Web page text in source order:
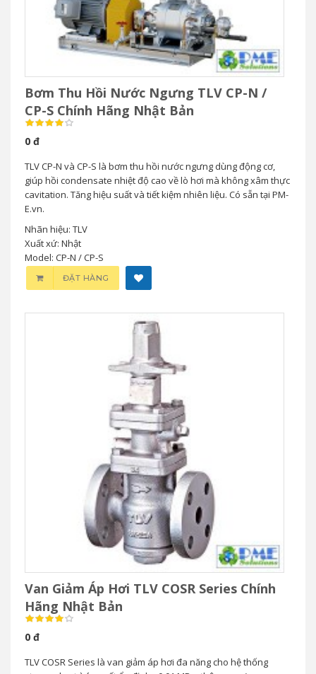
Bơm Thu Hồi Nước Ngưng TLV CP-N /
CP-S Chính Hãng Nhật Bản
0 đ
TLV CP-N và CP-S là bơm thu hồi nước ngưng dùng động cơ,
giúp hồi condensate nhiệt độ cao về lò hơi mà không xâm thực
cavitation. Tăng hiệu suất và tiết kiệm nhiên liệu. Có sẵn tại PM-
E.vn.
Nhãn hiệu: TLV
Xuất xứ: Nhật
Model: CP-N / CP-S
ĐẶT HÀNG
Van Giảm Áp Hơi TLV COSR Series Chính
Hãng Nhật Bản
0 đ
TLV COSR Series là van giảm áp hơi đa năng cho hệ thống